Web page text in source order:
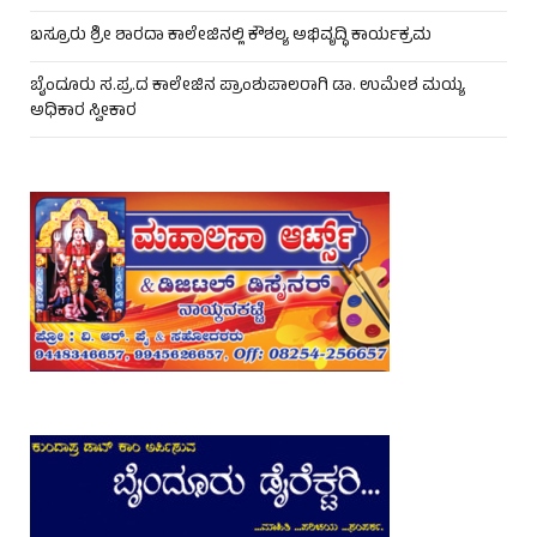
ಬಸ್ರೂರು ಶ್ರೀ ಶಾರದಾ ಕಾಲೇಜಿನಲ್ಲಿ ಕೌಶಲ್ಯ ಅಭಿವೃದ್ಧಿ ಕಾರ್ಯಕ್ರಮ
ಬೈಂದೂರು ಸ.ಪ್ರ.ದ ಕಾಲೇಜಿನ ಪ್ರಾಂಶುಪಾಲರಾಗಿ ಡಾ. ಉಮೇಶ ಮಯ್ಯ
ಅಧಿಕಾರ ಸ್ವೀಕಾರ